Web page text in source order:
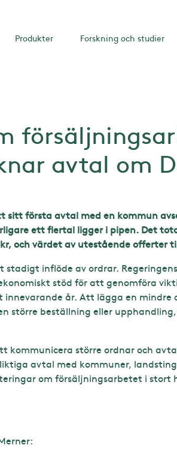
Produkter Forskning och studier
avtal om
första avtal med en kommun
ett flertal ligger i pipen. Det
och värdet av utestående offerter
stadigt inflöde av ordrar.
stöd för att genomföra
innevarande år. Att lägga en
större beställning eller upphandling,
kommunicera större ordnar och
avtal med kommuner,
om försäljningsarbetet i stort